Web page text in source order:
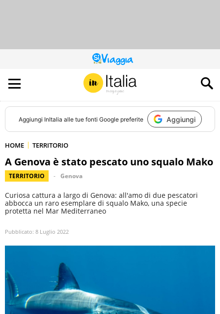
QUESTO
SITO
CONTRIBUISCE
ALL’AUDIENCE
DI
Aggiungi InItalia alle tue fonti Google preferite Aggiungi
HOME TERRITORIO
A Genova è stato pescato uno squalo Mako
TERRITORIO Genova
Curiosa cattura a largo di Genova: all'amo di due pescatori
abbocca un raro esemplare di squalo Mako, una specie
protetta nel Mar Mediterraneo
Pubblicato: 8 Luglio 2022